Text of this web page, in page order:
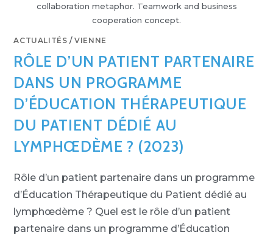
collaboration metaphor. Teamwork and business
cooperation concept.
ACTUALITÉS /VIENNE
RÔLE D’UN PATIENT PARTENAIRE
DANS UN PROGRAMME
D’ÉDUCATION THÉRAPEUTIQUE
DU PATIENT DÉDIÉ AU
LYMPHŒDÈME ? (2023)
Rôle d’un patient partenaire dans un programme
d’Éducation Thérapeutique du Patient dédié au
lymphœdème ? Quel est le rôle d’un patient
partenaire dans un programme d’Éducation